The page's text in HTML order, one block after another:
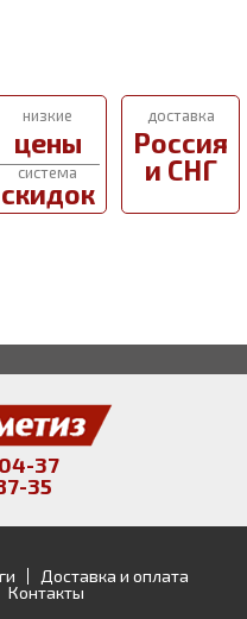
низкие
цены
система
скидок
доставка
Россия
и СНГ
37
35
Доставка и оплата
Контакты